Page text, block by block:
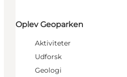
Oplev Geoparken
Aktiviteter
Udforsk
Geologi